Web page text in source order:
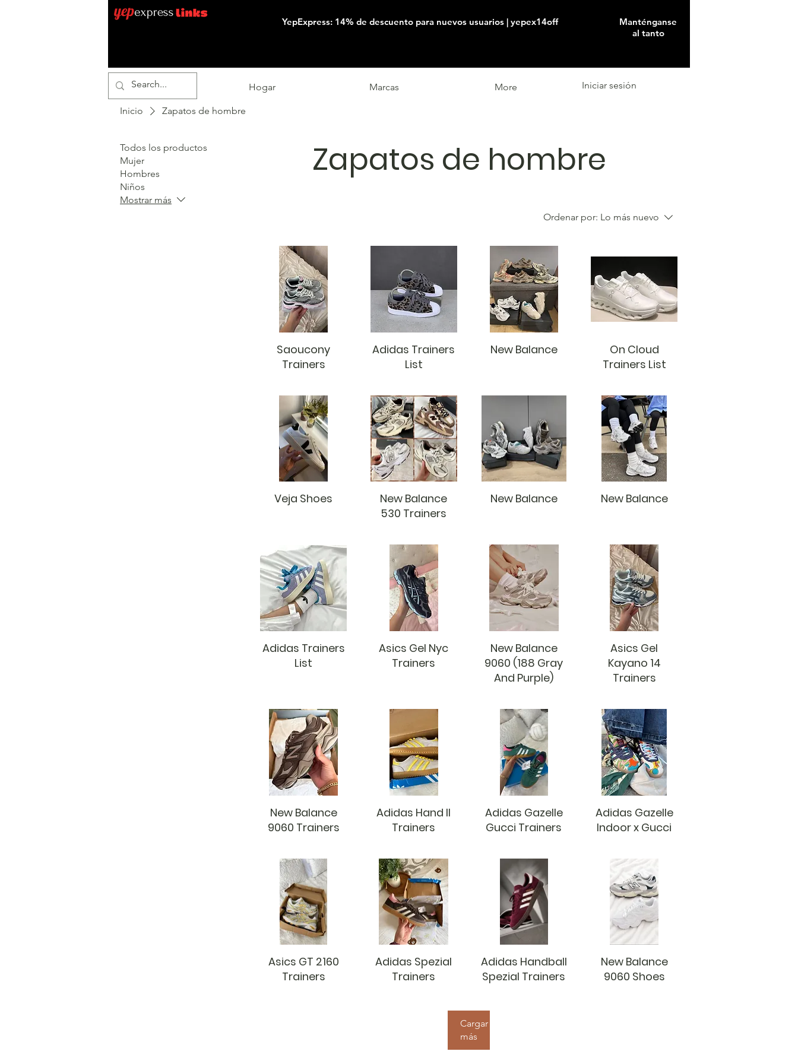
YepExpress: 14% de descuento para nuevos usuarios | yepex14off
Manténganse
al tanto
Hogar Marcas More Iniciar sesión
Inicio Zapatos de hombre
Todos los productos
Mujer
Hombres
Niños
Mostrar más
Zapatos de hombre
Ordenar por: Lo más nuevo
Saoucony
Trainers
Adidas Trainers
List
New Balance
On Cloud
Trainers List
Veja Shoes
New Balance
530 Trainers
New Balance New Balance
Adidas Trainers
List
Asics Gel Nyc
Trainers
New Balance
9060 (188 Gray
And Purple)
Asics Gel
Kayano 14
Trainers
New Balance
9060 Trainers
Adidas Hand II
Trainers
Adidas Gazelle
Gucci Trainers
Adidas Gazelle
Indoor x Gucci
Asics GT 2160
Trainers
Adidas Spezial
Trainers
Adidas Handball
Spezial Trainers
New Balance
9060 Shoes
Cargar
más